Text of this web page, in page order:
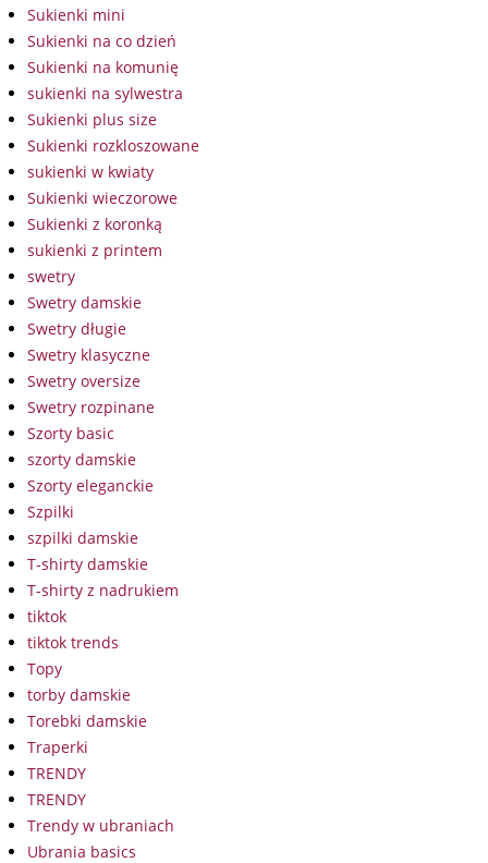
Sukienki mini
Sukienki na co dzień
Sukienki na komunię
sukienki na sylwestra
Sukienki plus size
Sukienki rozkloszowane
sukienki w kwiaty
Sukienki wieczorowe
Sukienki z koronką
sukienki z printem
swetry
Swetry damskie
Swetry długie
Swetry klasyczne
Swetry oversize
Swetry rozpinane
Szorty basic
szorty damskie
Szorty eleganckie
Szpilki
szpilki damskie
T-shirty damskie
T-shirty z nadrukiem
tiktok
tiktok trends
Topy
torby damskie
Torebki damskie
Traperki
TRENDY
TRENDY
Trendy w ubraniach
Ubrania basics